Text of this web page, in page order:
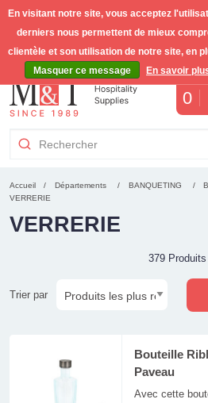
0
Accueil Départements BANQUETING
VERRERIE
VERRERIE
379 Produits
Trier par
Bouteille
Paveau
Avec cette
En visitant notre site, vous acceptez
derniers nous permettent de mieux
clientèle et son utilisation de notre site, en
Masquer ce message
En savoir